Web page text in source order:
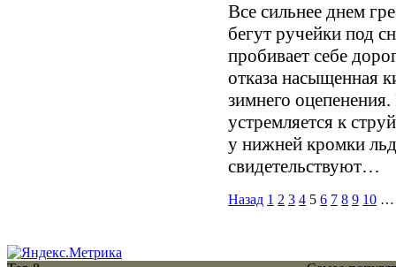
Все сильнее днем
бегут ручейки под
пробивает себе
отказа насыщенная
зимнего
устремляется к
у нижней кромки
свидетельствуют…
Назад 1 2 3 4 5 6 7 8 9 10 …